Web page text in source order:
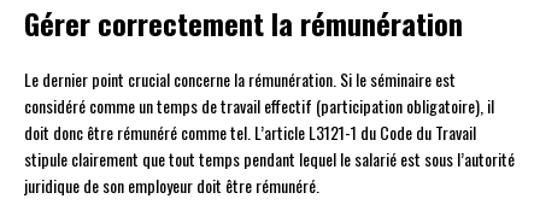
Gérer correctement la rémunération
Le dernier point crucial concerne la rémunération. Si le séminaire est
considéré comme un temps de travail effectif (participation obligatoire), il
doit donc être rémunéré comme tel. L’article L3121-1 du Code du Travail
stipule clairement que tout temps pendant lequel le salarié est sous l’autorité
juridique de son employeur doit être rémunéré.